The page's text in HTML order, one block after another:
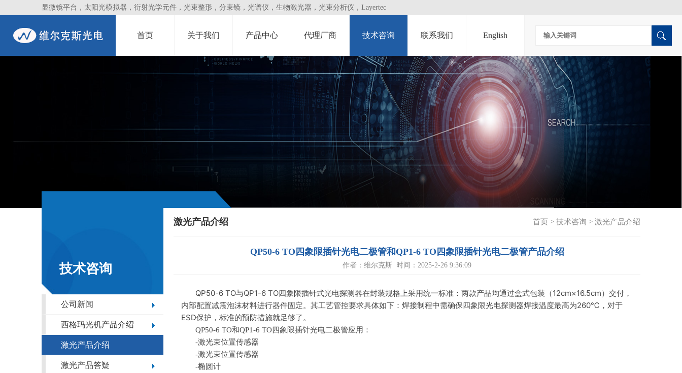
显微镜平台，太阳光模拟器，衍射光学元件，光束整形，分束镜，光谱仪，生物激光器，光束分析仪，Layertec
首页 关于我们 产品中心 代理厂商 技术咨询 联系我们 English
技术咨询
公司新闻
西格玛光机产品介绍
激光产品介绍
激光产品答疑
激光产品介绍 首页 > 技术咨询 > 激光产品介绍
QP50-6 TO四象限插针光电二极管和QP1-6 TO四象限插针光电二极管产品介绍
作者：维尔克斯 时间：2025-2-26 9:36:09
QP50-6 TO与QP1-6 TO四象限插针式光电探测器在封装规格上采用统一标准：两款产品均通过盒式包装（12cm×16.5cm）交付，
内部配置减震泡沫材料进行器件固定。其工艺管控要求具体如下：焊接制程中需确保四象限光电探测器焊接温度最高为260℃，对于
ESD保护，标准的预防措施就足够了。
QP50-6 TO和QP1-6 TO四象限插针光电二极管应用：
-激光束位置传感器
-激光束位置传感器
-椭圆计